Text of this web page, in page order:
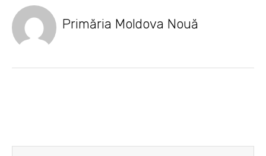
Primăria Moldova Nouă
Prev Next